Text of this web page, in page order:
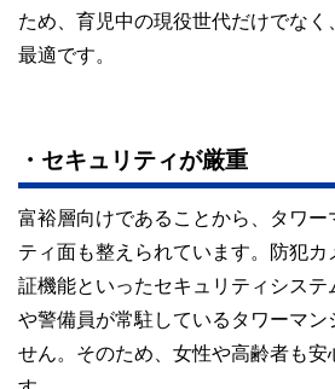
ため、育児中の現役世代だけでなく
最適です。
・セキュリティが厳重
富裕層向けであることから、タワー
ティ面も整えられています。防犯カ
証機能といったセキュリティシステ
や警備員が常駐しているタワーマン
せん。そのため、女性や高齢者も安